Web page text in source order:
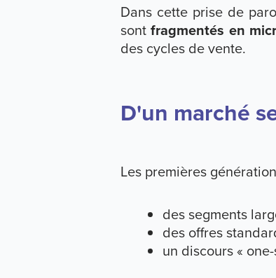
Dans cette prise de
sontfragmentés en
des cycles de vente.
D'un marché
Les premières
des segments
des offres
un discours «